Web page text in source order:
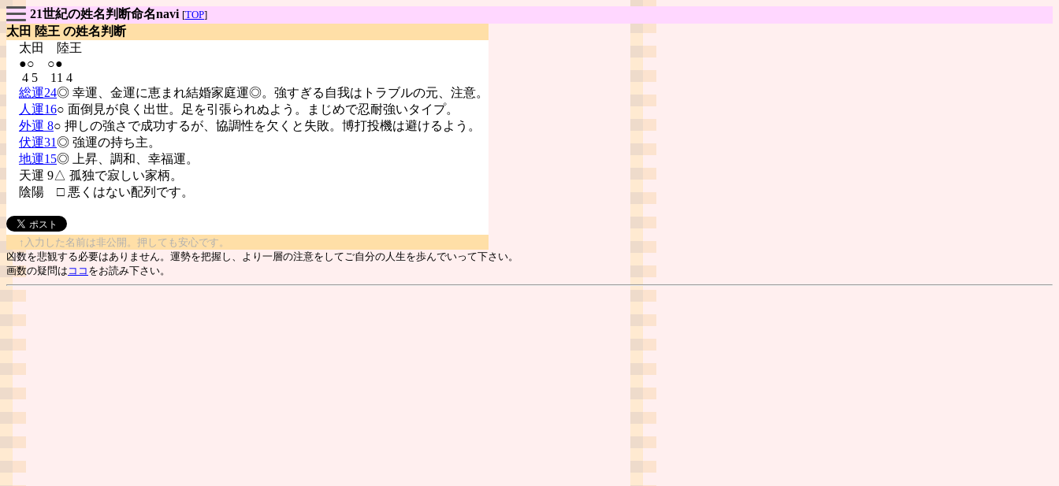
21世紀の姓名判断命名navi [TOP]
太田 陸王 の姓名判断
太田
陸王
●○ ○●
4 5 11 4
総運24◎ 幸運、金運に恵まれ結婚家庭運◎。強すぎる自我はトラブルの元、注意。
人運16○ 面倒見が良く出世。足を引張られぬよう。まじめで忍耐強いタイプ。
外運 8○ 押しの強さで成功するが、協調性を欠くと失敗。博打投機は避けるよう。
伏運31◎ 強運の持ち主。
地運15◎ 上昇、調和、幸福運。
天運 9△ 孤独で寂しい家柄。
陰陽 □ 悪くはない配列です。
↑入力した名前は非公開。押しても安心です。
凶数を悲観する必要はありません。運勢を把握し、より一層の注意をしてご自分の人生を歩んでいって下さい。
画数の疑問は ココ をお読み下さい。